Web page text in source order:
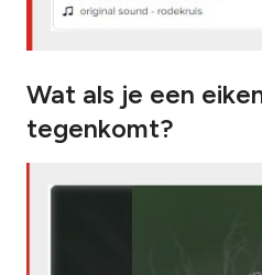
Wat als je een
tegenkomt?